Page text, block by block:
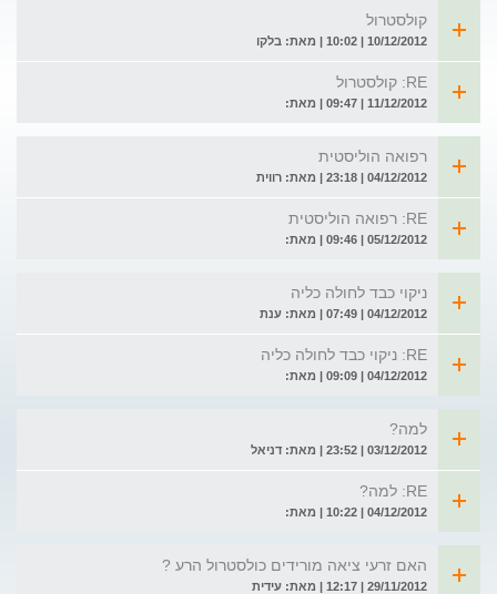
קולסטרול
10/12/2012 | 10:02 | מאת: בלקו
RE: קולסטרול
11/12/2012 | 09:47 | מאת:
רפואה הוליסטית
04/12/2012 | 23:18 | מאת: רווית
RE: רפואה הוליסטית
05/12/2012 | 09:46 | מאת:
ניקוי כבד לחולה כליה
04/12/2012 | 07:49 | מאת: ענת
RE: ניקוי כבד לחולה כליה
04/12/2012 | 09:09 | מאת:
למה?
03/12/2012 | 23:52 | מאת: דניאל
RE: למה?
04/12/2012 | 10:22 | מאת:
האם זרעי ציאה מורידים כולסטרול הרע ?
29/11/2012 | 12:17 | מאת: עידית